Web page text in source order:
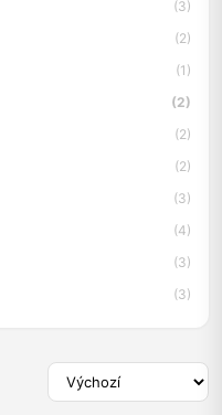
(3)
(2)
(1)
(2)
(2)
(2)
(3)
(4)
(3)
(3)